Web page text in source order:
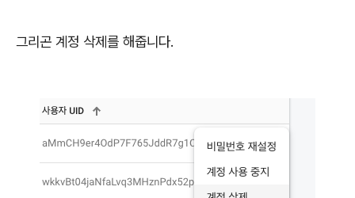
그리곤 계정 삭제를 해줍니다.